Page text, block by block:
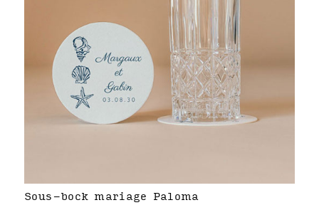
Sous-bock mariage Paloma